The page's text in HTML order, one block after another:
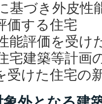
づき外皮性
価する住宅
評価を受け
建築等計画
受けた住宅の